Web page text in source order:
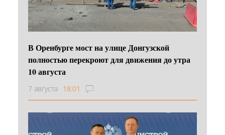
В Оренбурге мост на улице Донгузской
полностью перекроют для движения до утра
10 августа
7 августа 18:01